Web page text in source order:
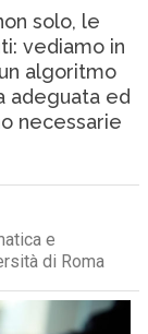
solo, le
vediamo in
algoritmo
adeguata ed
necessarie
e
di Roma